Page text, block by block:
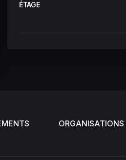
ÉTAGE
ORGANISATIONS